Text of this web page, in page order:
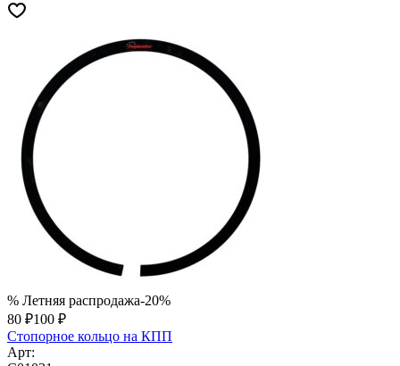
% Летняя распродажа-20%
80 ₽100 ₽
Стопорное кольцо на КПП
Арт: